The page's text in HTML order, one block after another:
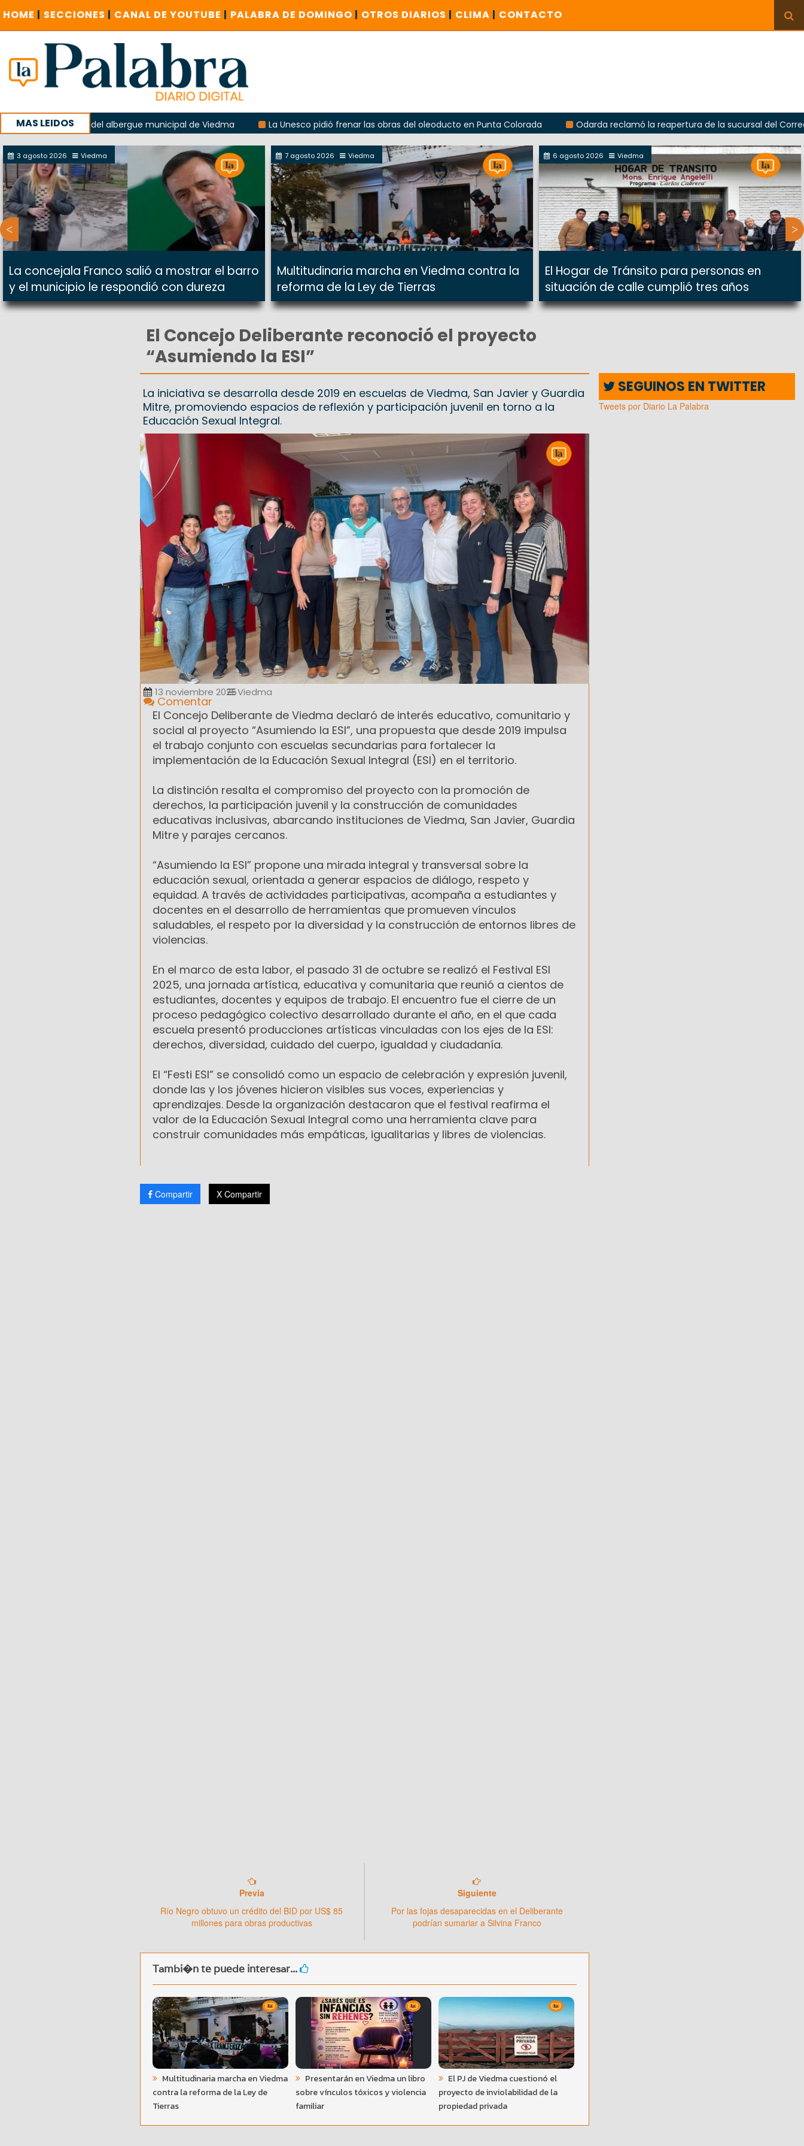
HOME | SECCIONES | CANAL DE YOUTUBE | PALABRA DE DOMINGO | OTROS DIARIOS | CLIMA | CONTACTO
MAS LEIDOS
explosión del albergue municipal de Viedma La Unesco pidió frenar las obras del oleoducto en Punta Colorada
Odarda reclamó la reapertura de la sucursal del Correo
con un encuentro provincial en Roca
3 agosto 2026 Viedma
La concejala Franco salió a mostrar el barro
y el municipio le respondió con dureza
7 agosto 2026 Viedma
Multitudinaria marcha en Viedma contra la
reforma de la Ley de Tierras
6 agosto 2026 Viedma
El Hogar de Tránsito para personas en
situación de calle cumplió tres años
El Concejo Deliberante reconoció el proyecto
“Asumiendo la ESI”
La iniciativa se desarrolla desde 2019 en escuelas de Viedma, San Javier y Guardia
Mitre, promoviendo espacios de reflexión y participación juvenil en torno a la
Educación Sexual Integral.
13 noviembre 2025Viedma
Comentar
El Concejo Deliberante de Viedma declaró de interés educativo, comunitario y
social al proyecto “Asumiendo la ESI”, una propuesta que desde 2019 impulsa
el trabajo conjunto con escuelas secundarias para fortalecer la
implementación de la Educación Sexual Integral (ESI) en el territorio.
La distinción resalta el compromiso del proyecto con la promoción de
derechos, la participación juvenil y la construcción de comunidades
educativas inclusivas, abarcando instituciones de Viedma, San Javier, Guardia
Mitre y parajes cercanos.
“Asumiendo la ESI” propone una mirada integral y transversal sobre la
educación sexual, orientada a generar espacios de diálogo, respeto y
equidad. A través de actividades participativas, acompaña a estudiantes y
docentes en el desarrollo de herramientas que promueven vínculos
saludables, el respeto por la diversidad y la construcción de entornos libres de
violencias.
En el marco de esta labor, el pasado 31 de octubre se realizó el Festival ESI
2025, una jornada artística, educativa y comunitaria que reunió a cientos de
estudiantes, docentes y equipos de trabajo. El encuentro fue el cierre de un
proceso pedagógico colectivo desarrollado durante el año, en el que cada
escuela presentó producciones artísticas vinculadas con los ejes de la ESI:
derechos, diversidad, cuidado del cuerpo, igualdad y ciudadanía.
El “Festi ESI” se consolidó como un espacio de celebración y expresión juvenil,
donde las y los jóvenes hicieron visibles sus voces, experiencias y
aprendizajes. Desde la organización destacaron que el festival reafirma el
valor de la Educación Sexual Integral como una herramienta clave para
construir comunidades más empáticas, igualitarias y libres de violencias.
Compartir X Compartir
Previa
Río Negro obtuvo un crédito del BID por US$ 85
millones para obras productivas
Siguiente
Por las fojas desaparecidas en el Deliberante
podrían sumariar a Silvina Franco
Tambi�n te puede interesar...
Multitudinaria marcha en Viedma
contra la reforma de la Ley de
Tierras
Presentarán en Viedma un libro
sobre vínculos tóxicos y violencia
familiar
El PJ de Viedma cuestionó el
proyecto de inviolabilidad de la
propiedad privada
SEGUINOS EN TWITTER
Tweets por Diario La Palabra